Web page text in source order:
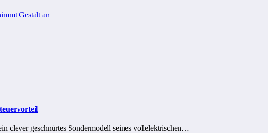
Gestalt an
clever geschnürtes Sondermodell seines vollelektrischen…